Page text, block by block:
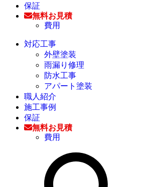
保証
無料お見積
費用
対応工事
外壁塗装
雨漏り修理
防水工事
アパート塗装
職人紹介
施工事例
保証
無料お見積
費用